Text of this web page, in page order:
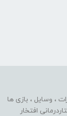
، وسایل ، بازی ها
افتخار